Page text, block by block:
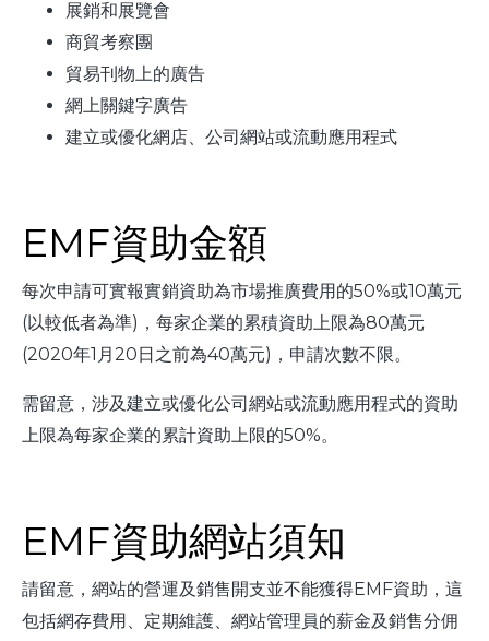
展銷和展覽會
商貿考察團
貿易刊物上的廣告
網上關鍵字廣告
建立或優化網店、公司網站或流動應用程式
EMF資助金額
每次申請可實報實銷資助為市場推廣費用的50%或10萬元
(以較低者為準)，每家企業的累積資助上限為80萬元
(2020年1月20日之前為40萬元)，申請次數不限。
需留意，涉及建立或優化公司網站或流動應用程式的資助
上限為每家企業的累計資助上限的50%。
EMF資助網站須知
請留意，網站的營運及銷售開支並不能獲得EMF資助，這
包括網存費用、定期維護、網站管理員的薪金及銷售分佣